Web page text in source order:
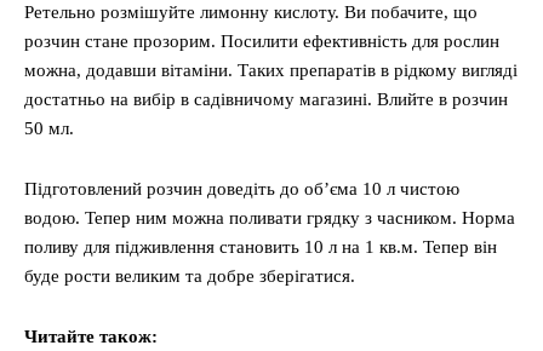
Ретельно розмішуйте лимонну кислоту. Ви побачите, що
розчин стане прозорим. Посилити ефективність для рослин
можна, додавши вітаміни. Таких препаратів в рідкому вигляді
достатньо на вибір в садівничому магазині. Влийте в розчин
50 мл.
Підготовлений розчин доведіть до об’єма 10 л чистою
водою. Тепер ним можна поливати грядку з часником. Норма
поливу для підживлення становить 10 л на 1 кв.м. Тепер він
буде рости великим та добре зберігатися.
Читайте також: